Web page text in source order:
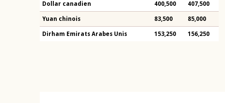
Dollar canadien 400,500 407,500
Yuan chinois 83,500 85,000
Dirham Emirats Arabes Unis 153,250 156,250